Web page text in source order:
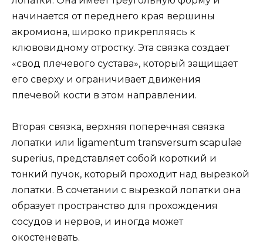
начинается от переднего края вершины
акромиона, широко прикрепляясь к
клювовидному отростку. Эта связка создает
«свод плечевого сустава», который защищает
его сверху и ограничивает движения
плечевой кости в этом направлении.
Вторая связка, верхняя поперечная связка
лопатки или ligamentum transversum scapulae
superius, представляет собой короткий и
тонкий пучок, который проходит над вырезкой
лопатки. В сочетании с вырезкой лопатки она
образует пространство для прохождения
сосудов и нервов, и иногда может
окостеневать.